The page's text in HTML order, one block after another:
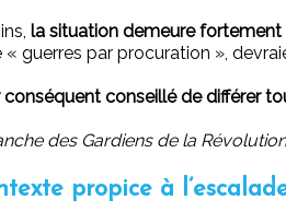
la situation demeure fortement
« guerres par procuration »,
conséquent conseillé de différer
des Gardiens de la
propice à